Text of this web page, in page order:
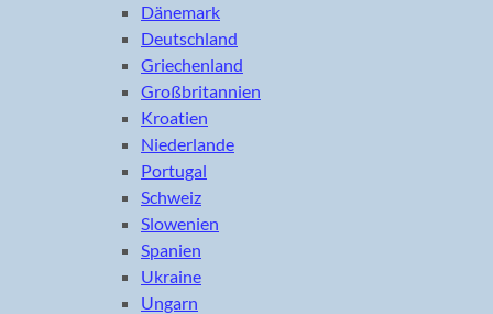
Dänemark
Deutschland
Griechenland
Großbritannien
Kroatien
Niederlande
Portugal
Schweiz
Slowenien
Spanien
Ukraine
Ungarn